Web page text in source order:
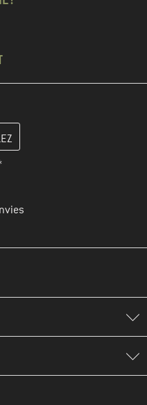
votre compte client à la